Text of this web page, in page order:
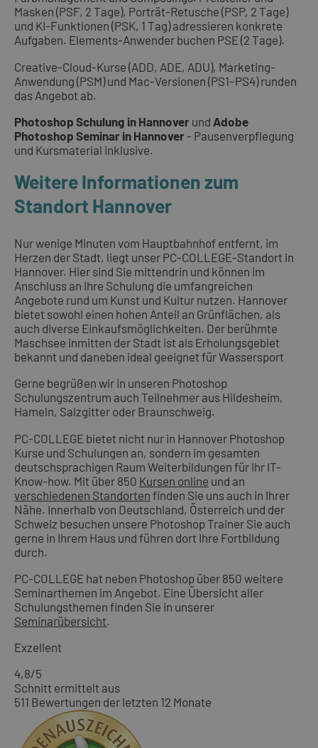
Masken (PSF, 2 Tage), Porträt-Retusche (PSP, 2 Tage)
und KI-Funktionen (PSK, 1 Tag) adressieren konkrete
Aufgaben. Elements-Anwender buchen PSE (2 Tage).
Creative-Cloud-Kurse (ADD, ADE, ADU), Marketing-
Anwendung (PSM) und Mac-Versionen (PS1–PS4) runden
das Angebot ab.
Photoshop Schulung in Hannover und Adobe
Photoshop Seminar in Hannover- Pausenverpflegung
und Kursmaterial inklusive.
Weitere Informationen zum
Standort Hannover
Nur wenige Minuten vom Hauptbahnhof entfernt, im
Herzen der Stadt, liegt unser PC-COLLEGE-Standort in
Hannover. Hier sind Sie mittendrin und können im
Anschluss an Ihre Schulung die umfangreichen
Angebote rund um Kunst und Kultur nutzen. Hannover
bietet sowohl einen hohen Anteil an Grünflächen, als
auch diverse Einkaufsmöglichkeiten. Der berühmte
Maschsee inmitten der Stadt ist als Erholungsgebiet
bekannt und daneben ideal geeignet für Wassersport
Gerne begrüßen wir in unseren Photoshop
Schulungszentrum auch Teilnehmer aus Hildesheim,
Hameln, Salzgitter oder Braunschweig.
PC-COLLEGE bietet nicht nur in Hannover Photoshop
Kurse und Schulungen an, sondern im gesamten
deutschsprachigen Raum Weiterbildungen für Ihr IT-
Know-how. Mit über 850 Kursen online und an
verschiedenen Standorten finden Sie uns auch in Ihrer
Nähe. Innerhalb von Deutschland, Österreich und der
Schweiz besuchen unsere Photoshop Trainer Sie auch
gerne in Ihrem Haus und führen dort Ihre Fortbildung
durch.
PC-COLLEGE hat neben Photoshop über 850 weitere
Seminarthemen im Angebot. Eine Übersicht aller
Schulungsthemen finden Sie in unserer
Seminarübersicht.
Exzellent
4,8/5
Schnitt ermittelt aus
511 Bewertungen der letzten 12 Monate